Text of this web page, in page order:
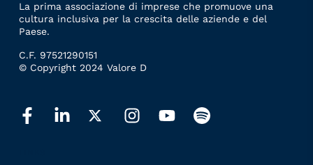
La prima associazione di imprese che promuove una
cultura inclusiva per la crescita delle aziende e del
Paese.
C.F. 97521290151
© Copyright 2024 Valore D